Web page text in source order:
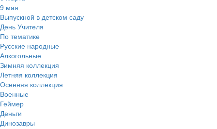
9 мая
Выпускной в детском саду
День Учителя
По тематике
Русские народные
Алкогольные
Зимняя коллекция
Летняя коллекция
Осенняя коллекция
Военные
Геймер
Деньги
Динозавры